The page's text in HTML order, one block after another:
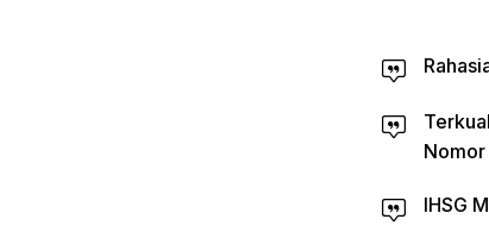
Nomor
IHSG